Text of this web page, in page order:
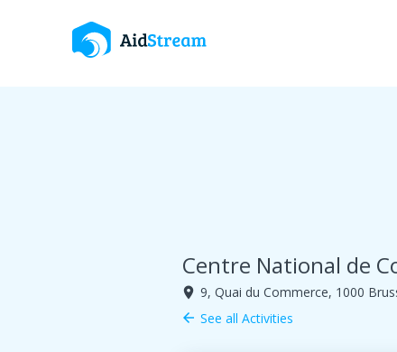
Centre National de
room 9, Quai du Commerce, 1000
arrow_back See all Activities